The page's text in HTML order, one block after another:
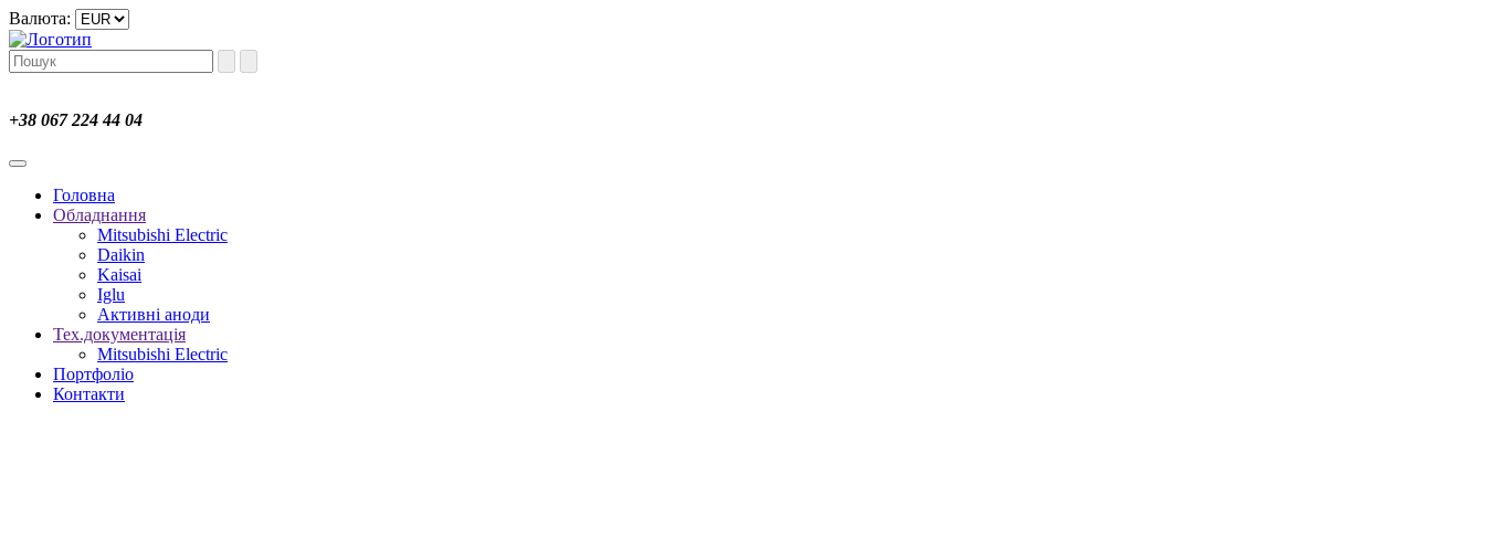
Валюта:
+38 067 224 44 04
Головна
Обладнання
Mitsubishi Electric
Daikin
Kaisai
Iglu
Активні аноди
Тех.документація
Mitsubishi Electric
Портфоліо
Контакти